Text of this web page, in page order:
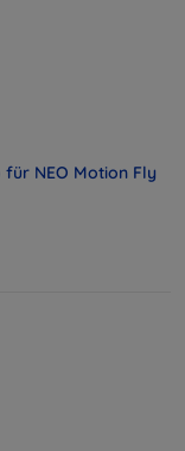
NEO Motion Fly